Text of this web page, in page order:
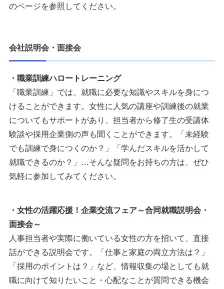
のページを参照してください。
会社説明会・面接会
・職業訓練ハロートレーニング
「職業訓練」では、就職に必要な知識やスキルを身につ
けることができます。女性に人気の講座や訓練後の就業
についてもサポートがあり、担当者から修了生の受講体
験談や採用企業側の声も聞くことができます。「未経験
でも訓練で身につくのか？」「学んだスキルを活かして
就職できるのか？」…そんな疑問をお持ちの方は、ぜひ
気軽に参加してみてください。
・女性の活躍応援！企業交流フェア～合同就職説明会・
面接会～
人事担当者や実際に働いている女性の方を招いて、直接
話ができる説明会です。「仕事と家庭の両立方法は？」
「採用のポイントは？」など、情報収集の場としても就
職に向けて知りたいこと・心配なことが質問できる機会